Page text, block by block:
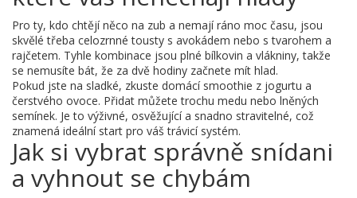
Pro ty, kdo chtějí něco na zub a nemají ráno moc času, jsou
skvělé třeba celozrnné tousty s avokádem nebo s tvarohem a
rajčetem. Tyhle kombinace jsou plné bílkovin a vlákniny, takže
se nemusíte bát, že za dvě hodiny začnete mít hlad.
Pokud jste na sladké, zkuste domácí smoothie z jogurtu a
čerstvého ovoce. Přidat můžete trochu medu nebo lněných
semínek. Je to výživné, osvěžující a snadno stravitelné, což
znamená ideální start pro váš trávicí systém.
Jak si vybrat správně snídani
a vyhnout se chybám